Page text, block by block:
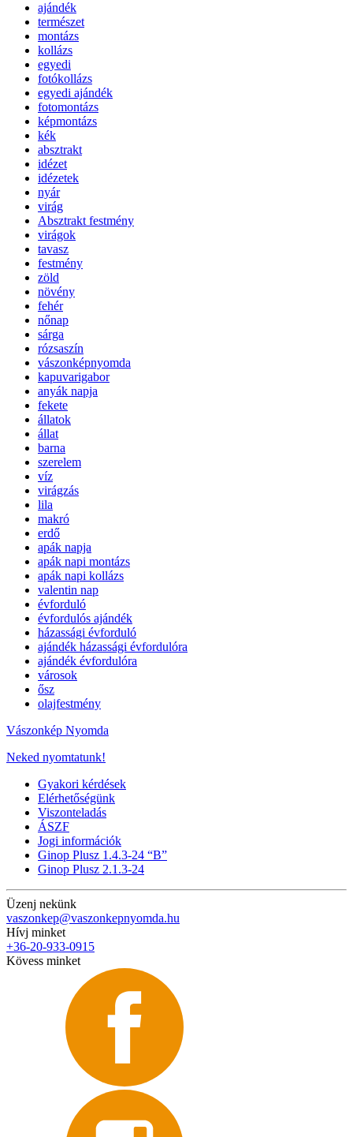
ajándék
természet
montázs
kollázs
egyedi
fotókollázs
egyedi ajándék
fotomontázs
képmontázs
kék
absztrakt
idézet
idézetek
nyár
virág
Absztrakt festmény
virágok
tavasz
festmény
zöld
növény
fehér
nőnap
sárga
rózsaszín
vászonképnyomda
kapuvarigabor
anyák napja
fekete
állatok
állat
barna
szerelem
víz
virágzás
lila
makró
erdő
apák napja
apák napi montázs
apák napi kollázs
valentin nap
évforduló
évfordulós ajándék
házassági évforduló
ajándék házassági évfordulóra
ajándék évfordulóra
városok
ősz
olajfestmény
Vászonkép Nyomda
Neked nyomtatunk!
Gyakori kérdések
Elérhetőségünk
Viszonteladás
ÁSZF
Jogi információk
Ginop Plusz 1.4.3-24 “B”
Ginop Plusz 2.1.3-24
Üzenj nekünk
vaszonkep@vaszonkepnyomda.hu
Hívj minket
+36-20-933-0915
Kövess minket